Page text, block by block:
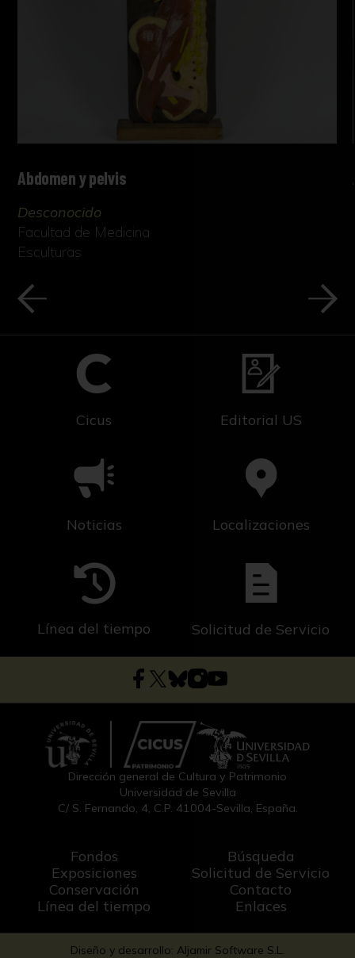
Abdomen y pelvis
Desconocido
Facultad de Medicina
Esculturas
Cicus Editorial US
Noticias Localizaciones
Línea del tiempo Solicitud de Servicio
Dirección general de Cultura y Patrimonio
Universidad de Sevilla
C/ S. Fernando, 4, C.P. 41004-Sevilla, España.
Fondos
Exposiciones
Conservación
Línea del tiempo
Búsqueda
Solicitud de Servicio
Contacto
Enlaces
Diseño y desarrollo: Aljamir Software S.L.